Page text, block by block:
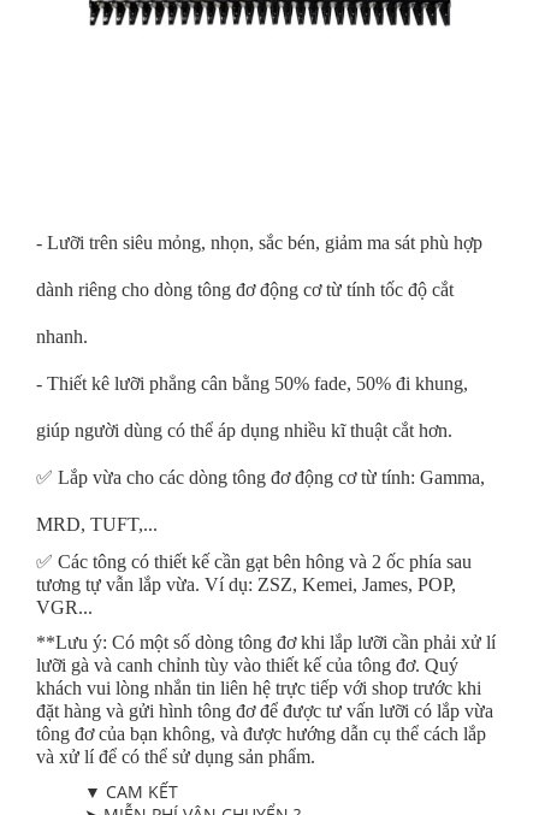
- Lưỡi trên siêu mỏng, nhọn, sắc bén, giảm ma sát phù hợp
dành riêng cho dòng tông đơ động cơ từ tính tốc độ cắt
nhanh.
- Thiết kê lưỡi phẳng cân bằng 50% fade, 50% đi khung,
giúp người dùng có thể áp dụng nhiều kĩ thuật cắt hơn.
️✅️ Lắp vừa cho các dòng tông đơ động cơ từ tính: Gamma,
MRD, TUFT,...
️✅️ Các tông có thiết kế cần gạt bên hông và 2 ốc phía sau
tương tự vẫn lắp vừa. Ví dụ: ZSZ, Kemei, James, POP,
VGR...
**Lưu ý: Có một số dòng tông đơ khi lắp lưỡi cần phải xử lí
lưỡi gà và canh chỉnh tùy vào thiết kế của tông đơ. Quý
khách vui lòng nhắn tin liên hệ trực tiếp với shop trước khi
đặt hàng và gửi hình tông đơ để được tư vấn lưỡi có lắp vừa
tông đơ của bạn không, và được hướng dẫn cụ thể cách lắp
và xử lí để có thể sử dụng sản phẩm.
▼ CAM KẾT